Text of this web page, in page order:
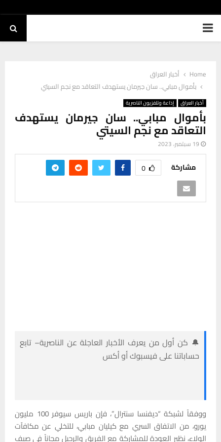
PRIMARY
Home
أخبار العراق
بأموال مبابي.. سان جيرمان يستهدف التعاقد مع نجم السيتي
أخبار العراق إذاعة وتلفزيون الناصرية
بأموال مبابي.. سان جيرمان يستهدف
التعاقد مع نجم السيتي
19 سبتمبر، 2023
مشاركة 0
🔔 كن أول من يعرف الأخبار العاجلة عن الناصرية– تابع
حساباتنا على فيسبوك أو أكس
ووفقاً لشبكة “ديفنسا سنترال”، فإن باريس سيوفر 100 مليون
يورو، من الاتفاق السري مع كيليان مبابي، للتخلي عن مكافآت
الولاء، نظير العودة للمشاركة مع الفريق والرحيل مجاناً في صيف